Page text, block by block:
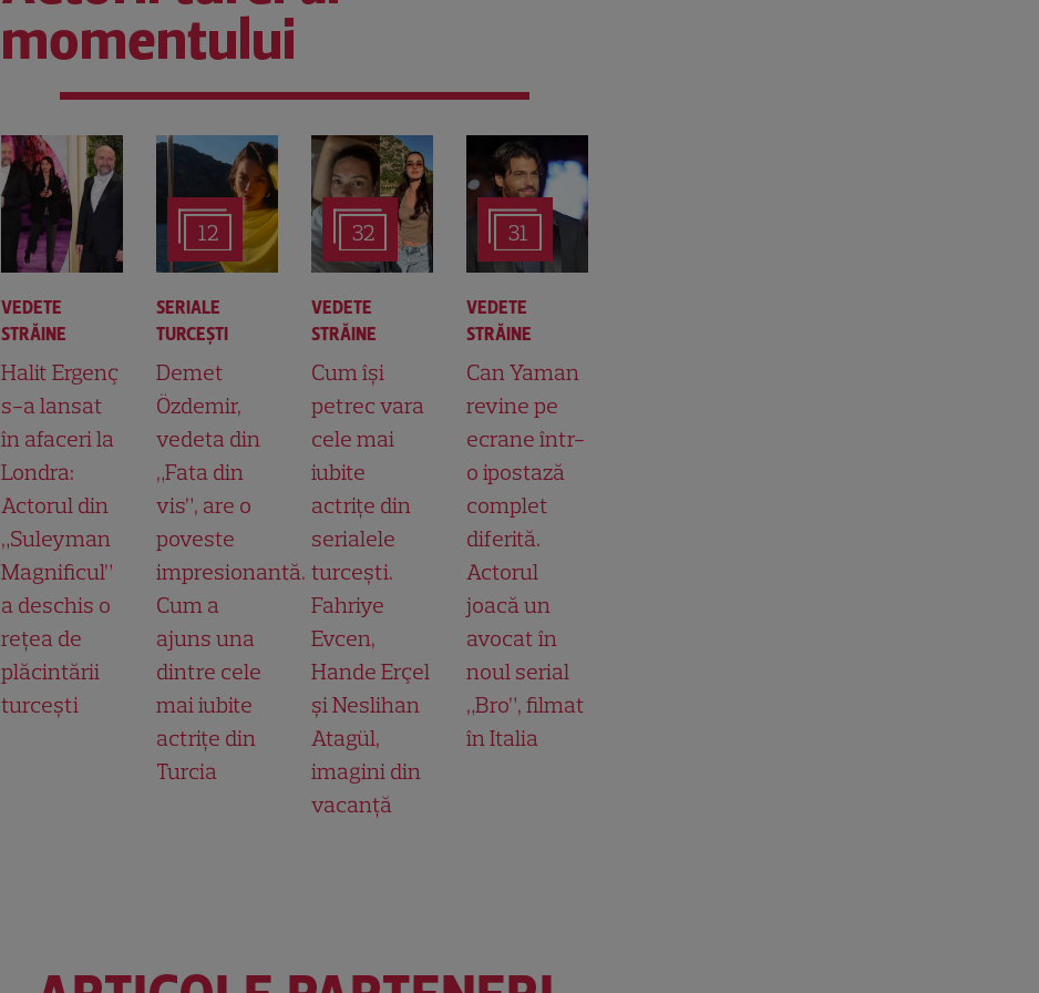
momentului
VEDETE
STRĂINE
Halit Ergenç
s-a lansat
în afaceri la
Londra:
Actorul din
„Suleyman
Magnificul”
a deschis o
rețea de
plăcintării
turcești
12
SERIALE
TURCEŞTI
Demet
Özdemir,
vedeta din
„Fata din
vis”, are o
poveste
impresionantă.
Cum a
ajuns una
dintre cele
mai iubite
actrițe din
Turcia
32
VEDETE
STRĂINE
Cum își
petrec vara
cele mai
iubite
actrițe din
serialele
turcești.
Fahriye
Evcen,
Hande Erçel
și Neslihan
Atagül,
imagini din
vacanță
31
VEDETE
STRĂINE
Can Yaman
revine pe
ecrane într-
o ipostază
complet
diferită.
Actorul
joacă un
avocat în
noul serial
„Bro”, filmat
în Italia